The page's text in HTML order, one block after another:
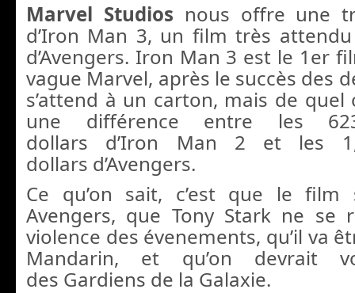
Marvel Studios nous offre une
d’Iron Man 3, un film très
d’Avengers. Iron Man 3 est le 1er
vague Marvel, après le succès des
s’attend à un carton, mais de quel
une différence entre les
dollars d’Iron Man 2 et les
dollars d’Avengers.
Ce qu’on sait, c’est que le film
Avengers, que Tony Stark ne se
violence des évenements, qu’il va
Mandarin, et qu’on devrait
des Gardiens de la Galaxie.